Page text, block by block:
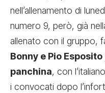
nell’allenamento di
numero 9, però, già
allenato con il gruppo,
Bonny e Pio
panchina, con
i convocati dopo